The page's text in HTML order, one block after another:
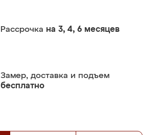
Рассрочка на 3, 4, 6 месяцев
Замер, доставка и подъем
бесплатно